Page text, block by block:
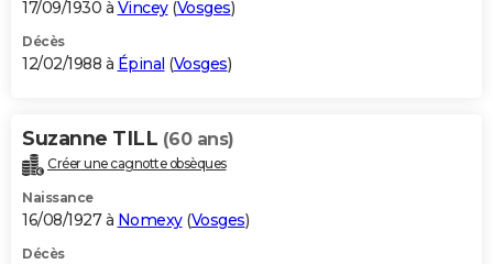
17/09/1930 à Vincey(Vosges)
Décès
12/02/1988 à Épinal (Vosges)
Suzanne TILL (60 ans)
Créer une cagnotte obsèques
Naissance
16/08/1927 à Nomexy(Vosges)
Décès